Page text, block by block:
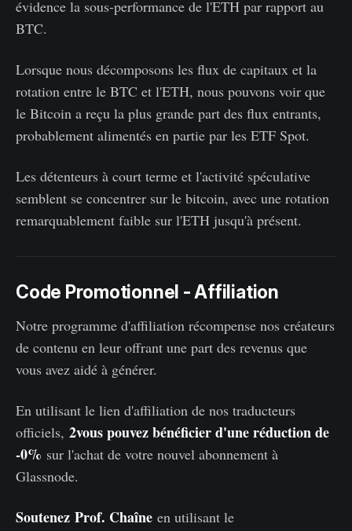
évidence la sous-performance de l'ETH par rapport au
BTC.
Lorsque nous décomposons les flux de capitaux et la
rotation entre le BTC et l'ETH, nous pouvons voir que
le Bitcoin a reçu la plus grande part des flux entrants,
probablement alimentés en partie par les ETF Spot.
Les détenteurs à court terme et l'activité spéculative
semblent se concentrer sur le bitcoin, avec une rotation
remarquablement faible sur l'ETH jusqu'à présent.
Code Promotionnel - Affiliation
Notre programme d'affiliation récompense nos créateurs
de contenu en leur offrant une part des revenus que
vous avez aidé à générer.
En utilisant le lien d'affiliation de nos traducteurs
officiels, 2vous pouvez bénéficier d'une réduction de
-0% sur l'achat de votre nouvel abonnement à
Glassnode.
Soutenez Prof. Chaîne en utilisant le